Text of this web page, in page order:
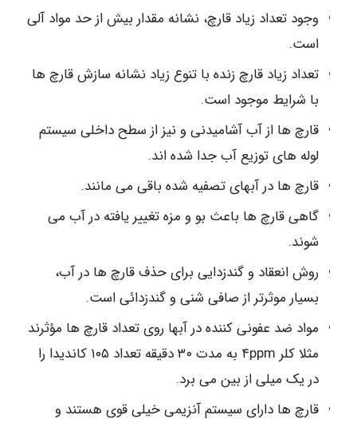
وجود تعداد زیاد قارچ، نشانه مقدار بیش از حد مواد آلی
است.
تعداد زیاد قارچ زنده با تنوع زیاد نشانه سازش قارچ ها
با شرایط موجود است.
قارچ ها از آب آشامیدنی و نیز از سطح داخلی سیستم
لوله های توزیع آب جدا شده اند.
قارچ ها در آبهای تصفیه شده باقی می مانند.
گاهی قارچ ها باعث بو و مزه تغییر یافته در آب می
شوند.
روش انعقاد و گندزدایی برای حذف قارچ ها در آب،
بسیار موثرتر از صافی شنی و گندزدائی است.
مواد ضد عفونی کننده در آبها روی تعداد قارچ ها مؤثرند
مثلا کلر ۴ppm به مدت ۳۰ دقیقه تعداد ۱۰۵ کاندیدا را
در یک میلی از بین می برد.
قارچ ها دارای سیستم آنزیمی خیلی قوی هستند و